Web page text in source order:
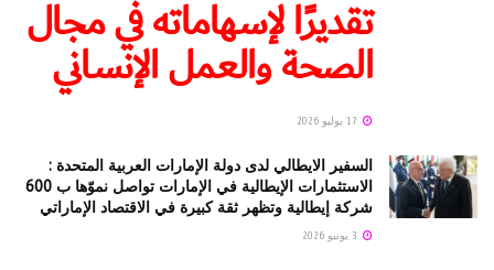
تقديرًا لإسهاماته في مجال
الصحة والعمل الإنساني
السفير الايطالي لدى دولة الإمارات العربية المتحدة :
الاستثمارات الإيطالية في الإمارات تواصل نموّها ب 600
شركة إيطالية وتظهر ثقة كبيرة في الاقتصاد الإماراتي